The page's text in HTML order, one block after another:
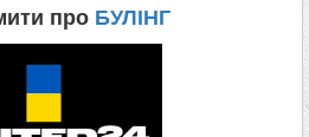
про БУЛІНГ